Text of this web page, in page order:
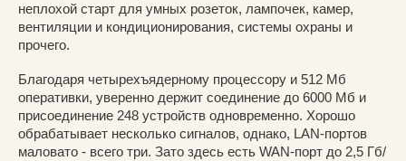
неплохой старт для умных розеток, лампочек, камер,
вентиляции и кондиционирования, системы охраны и
прочего.
Благодаря четырехъядерному процессору и 512 Мб
оперативки, уверенно держит соединение до 6000 Мб и
присоединение 248 устройств одновременно. Хорошо
обрабатывает несколько сигналов, однако, LAN-портов
маловато - всего три. Зато здесь есть WAN-порт до 2,5 Гб/